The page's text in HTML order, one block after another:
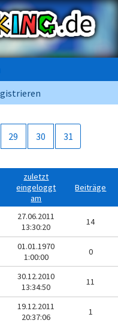
29 30 31
zuletzt
eingeloggt
am
Beiträge
27.06.2011
13:30:20
14
01.01.1970
1:00:00
0
30.12.2010
13:34:50
11
19.12.2011
20:37:06
1